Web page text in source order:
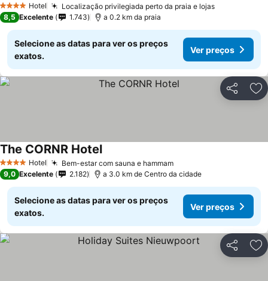
4 EstrelasHotel Localização privilegiada perto da praia e lojas
8,5 Excelente 1.743 a 0.2 km da praia
Selecione as datas para ver os preços
exatos.
Ver preços
Partilhar
4 EstrelasHotel Bem-estar com sauna e hammam
The CORNR Hotel
9,0 Excelente 2.182 a 3.0 km de Centro da cidade
Selecione as datas para ver os preços
exatos.
Ver preços
Partilhar